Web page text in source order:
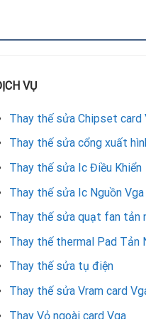
VỤ
Thay thế sửa Chipset card
Thay thế sửa cổng xuất
Thay thế sửa Ic Điều Khiển
Thay thế sửa Ic Nguồn Vga
Thay thế sửa quạt fan tản
Thay thế thermal Pad Tản
Thay thế sửa tụ điện
Thay thế sửa Vram card
Thay Vỏ ngoài card Vga